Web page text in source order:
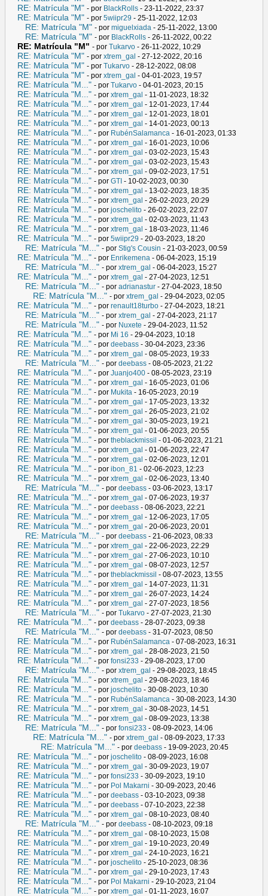
RE: Matrícula "M" - por BlackRolls - 23-11-2022, 23:37
RE: Matrícula "M" - por 5wiipr29 - 25-11-2022, 12:03
RE: Matrícula "M" - por miguelxiada - 25-11-2022, 13:00
RE: Matrícula "M" - por BlackRolls - 26-11-2022, 00:22
RE: Matrícula "M" - por Tukarvo - 26-11-2022, 10:29
RE: Matrícula "M" - por xtrem_gal - 27-12-2022, 20:16
RE: Matrícula "M" - por Tukarvo - 28-12-2022, 08:08
RE: Matrícula "M" - por xtrem_gal - 04-01-2023, 19:57
RE: Matrícula "M..." - por Tukarvo - 04-01-2023, 20:15
RE: Matrícula "M..." - por xtrem_gal - 11-01-2023, 18:32
RE: Matrícula "M..." - por xtrem_gal - 12-01-2023, 17:44
RE: Matrícula "M..." - por xtrem_gal - 12-01-2023, 18:01
RE: Matrícula "M..." - por xtrem_gal - 14-01-2023, 00:13
RE: Matrícula "M..." - por RubénSalamanca - 16-01-2023, 01:33
RE: Matrícula "M..." - por xtrem_gal - 16-01-2023, 10:06
RE: Matrícula "M..." - por xtrem_gal - 03-02-2023, 15:43
RE: Matrícula "M..." - por xtrem_gal - 03-02-2023, 15:43
RE: Matrícula "M..." - por xtrem_gal - 09-02-2023, 17:51
RE: Matrícula "M..." - por GTI - 10-02-2023, 00:30
RE: Matrícula "M..." - por xtrem_gal - 13-02-2023, 18:35
RE: Matrícula "M..." - por xtrem_gal - 26-02-2023, 20:29
RE: Matrícula "M..." - por joschelito - 26-02-2023, 22:07
RE: Matrícula "M..." - por xtrem_gal - 02-03-2023, 11:43
RE: Matrícula "M..." - por xtrem_gal - 18-03-2023, 11:46
RE: Matrícula "M..." - por 5wiipr29 - 20-03-2023, 18:20
RE: Matrícula "M..." - por Stig's Cousin - 21-03-2023, 00:59
RE: Matrícula "M..." - por Enrikemena - 06-04-2023, 15:19
RE: Matrícula "M..." - por xtrem_gal - 06-04-2023, 15:27
RE: Matrícula "M..." - por xtrem_gal - 27-04-2023, 12:51
RE: Matrícula "M..." - por adrianastur - 27-04-2023, 18:50
RE: Matrícula "M..." - por xtrem_gal - 29-04-2023, 02:05
RE: Matrícula "M..." - por renault18turbo - 27-04-2023, 18:21
RE: Matrícula "M..." - por xtrem_gal - 27-04-2023, 21:17
RE: Matrícula "M..." - por Nuxete - 29-04-2023, 11:52
RE: Matrícula "M..." - por Mi 16 - 29-04-2023, 10:18
RE: Matrícula "M..." - por deebass - 30-04-2023, 23:36
RE: Matrícula "M..." - por xtrem_gal - 08-05-2023, 19:33
RE: Matrícula "M..." - por deebass - 08-05-2023, 21:22
RE: Matrícula "M..." - por Juanjo400 - 08-05-2023, 23:19
RE: Matrícula "M..." - por xtrem_gal - 16-05-2023, 01:06
RE: Matrícula "M..." - por Mukita - 16-05-2023, 20:19
RE: Matrícula "M..." - por xtrem_gal - 17-05-2023, 13:32
RE: Matrícula "M..." - por xtrem_gal - 26-05-2023, 21:02
RE: Matrícula "M..." - por xtrem_gal - 30-05-2023, 19:21
RE: Matrícula "M..." - por xtrem_gal - 01-06-2023, 20:55
RE: Matrícula "M..." - por theblackmissil - 01-06-2023, 21:21
RE: Matrícula "M..." - por xtrem_gal - 01-06-2023, 22:47
RE: Matrícula "M..." - por xtrem_gal - 02-06-2023, 12:01
RE: Matrícula "M..." - por ibon_81 - 02-06-2023, 12:23
RE: Matrícula "M..." - por xtrem_gal - 02-06-2023, 13:40
RE: Matrícula "M..." - por deebass - 03-06-2023, 13:17
RE: Matrícula "M..." - por xtrem_gal - 07-06-2023, 19:37
RE: Matrícula "M..." - por deebass - 08-06-2023, 22:21
RE: Matrícula "M..." - por xtrem_gal - 12-06-2023, 17:05
RE: Matrícula "M..." - por xtrem_gal - 20-06-2023, 20:01
RE: Matrícula "M..." - por deebass - 21-06-2023, 08:33
RE: Matrícula "M..." - por xtrem_gal - 22-06-2023, 22:29
RE: Matrícula "M..." - por xtrem_gal - 27-06-2023, 10:10
RE: Matrícula "M..." - por xtrem_gal - 08-07-2023, 12:57
RE: Matrícula "M..." - por theblackmissil - 08-07-2023, 13:55
RE: Matrícula "M..." - por xtrem_gal - 14-07-2023, 11:31
RE: Matrícula "M..." - por xtrem_gal - 26-07-2023, 14:24
RE: Matrícula "M..." - por xtrem_gal - 27-07-2023, 18:56
RE: Matrícula "M..." - por Tukarvo - 27-07-2023, 21:30
RE: Matrícula "M..." - por deebass - 28-07-2023, 09:38
RE: Matrícula "M..." - por deebass - 31-07-2023, 08:50
RE: Matrícula "M..." - por RubénSalamanca - 07-08-2023, 16:31
RE: Matrícula "M..." - por xtrem_gal - 28-08-2023, 21:50
RE: Matrícula "M..." - por fonsi233 - 29-08-2023, 17:00
RE: Matrícula "M..." - por xtrem_gal - 29-08-2023, 18:45
RE: Matrícula "M..." - por xtrem_gal - 29-08-2023, 18:46
RE: Matrícula "M..." - por joschelito - 30-08-2023, 10:30
RE: Matrícula "M..." - por RubénSalamanca - 30-08-2023, 14:30
RE: Matrícula "M..." - por xtrem_gal - 30-08-2023, 14:51
RE: Matrícula "M..." - por xtrem_gal - 08-09-2023, 13:38
RE: Matrícula "M..." - por fonsi233 - 08-09-2023, 14:06
RE: Matrícula "M..." - por xtrem_gal - 08-09-2023, 17:33
RE: Matrícula "M..." - por deebass - 19-09-2023, 20:45
RE: Matrícula "M..." - por joschelito - 08-09-2023, 16:08
RE: Matrícula "M..." - por xtrem_gal - 30-09-2023, 19:07
RE: Matrícula "M..." - por fonsi233 - 30-09-2023, 19:10
RE: Matrícula "M..." - por Pol Makarni - 30-09-2023, 20:46
RE: Matrícula "M..." - por deebass - 03-10-2023, 09:38
RE: Matrícula "M..." - por deebass - 07-10-2023, 22:38
RE: Matrícula "M..." - por xtrem_gal - 08-10-2023, 08:40
RE: Matrícula "M..." - por deebass - 08-10-2023, 09:18
RE: Matrícula "M..." - por xtrem_gal - 08-10-2023, 15:08
RE: Matrícula "M..." - por xtrem_gal - 19-10-2023, 20:49
RE: Matrícula "M..." - por xtrem_gal - 24-10-2023, 16:21
RE: Matrícula "M..." - por joschelito - 25-10-2023, 08:36
RE: Matrícula "M..." - por xtrem_gal - 29-10-2023, 17:43
RE: Matrícula "M..." - por Pol Makarni - 29-10-2023, 21:04
RE: Matrícula "M..." - por xtrem_gal - 01-11-2023, 16:07